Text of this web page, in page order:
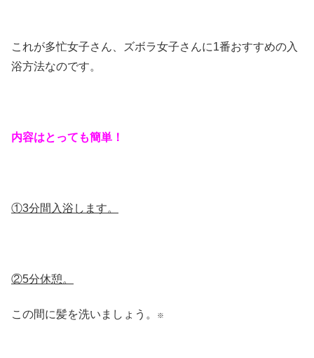
これが多忙女子さん、ズボラ女子さんに1番おすすめの入
浴方法なのです。
内容はとっても簡単！
①3分間入浴します。
②5分休憩。
この間に髪を洗いましょう。 ※